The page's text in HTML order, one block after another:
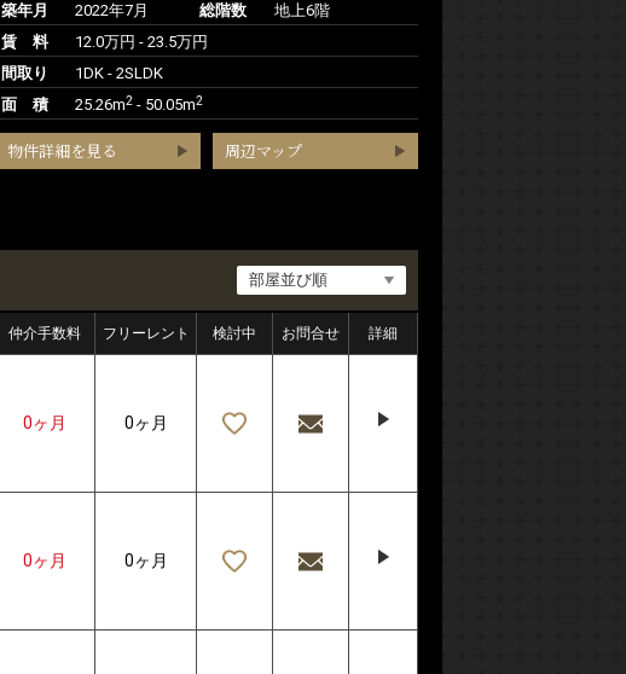
築年月
2022年7月 総階数
地上6階
賃 料
12.0万円 - 23.5万円
間取り
1DK - 2SLDK
面 積
25.26m2 - 50.05m2
物件詳細を見る 周辺マップ
仲介手数料 フリーレント 検討中 お問合せ 詳細
0ヶ月 0ヶ月
0ヶ月 0ヶ月